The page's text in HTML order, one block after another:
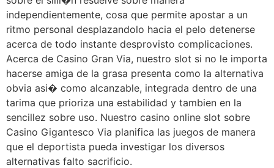
independientemente, cosa que permite apostar a un
ritmo personal desplazandolo hacia el pelo detenerse
acerca de todo instante desprovisto complicaciones.
Acerca de Casino Gran Via, nuestro slot si no le importa
hacerse amiga de la grasa presenta como la alternativa
obvia asi� como alcanzable, integrada dentro de una
tarima que prioriza una estabilidad y tambien en la
sencillez sobre uso. Nuestro casino online slot sobre
Casino Gigantesco Via planifica las juegos de manera
que el deportista pueda investigar los diversos
alternativas falto sacrificio.